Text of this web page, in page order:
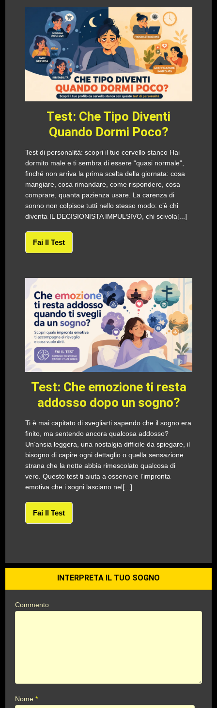
Test: Che Tipo Diventi
Quando Dormi Poco?
Test di personalità: scopri il tuo cervello stanco Hai
dormito male e ti sembra di essere “quasi normale”,
finché non arriva la prima scelta della giornata: cosa
mangiare, cosa rimandare, come rispondere, cosa
comprare, quanta pazienza usare. La carenza di
sonno non colpisce tutti nello stesso modo: c’è chi
diventa IL DECISIONISTA IMPULSIVO, chi scivola[...]
Fai Il Test
Test: Che emozione ti resta
addosso dopo un sogno?
Ti è mai capitato di svegliarti sapendo che il sogno era
finito, ma sentendo ancora qualcosa addosso?
Un’ansia leggera, una nostalgia difficile da spiegare, il
bisogno di capire ogni dettaglio o quella sensazione
strana che la notte abbia rimescolato qualcosa di
vero. Questo test ti aiuta a osservare l’impronta
emotiva che i sogni lasciano nel[...]
Fai Il Test
INTERPRETA IL TUO SOGNO
Commento
Nome*